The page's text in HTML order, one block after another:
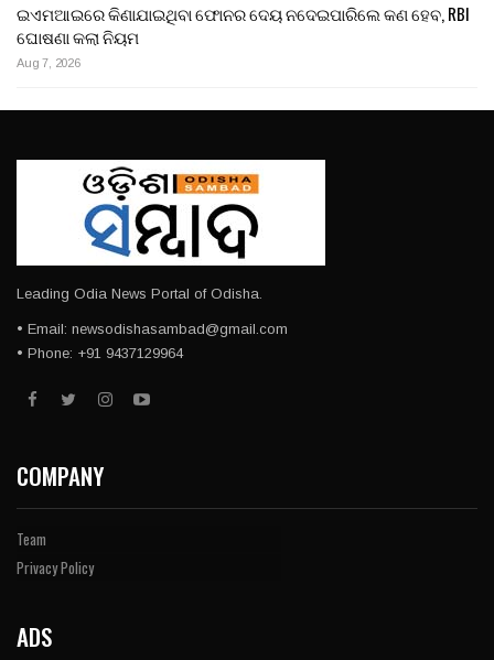
ଇଏମଆଇରେ କିଣାଯାଇଥିବା ଫୋନର ଦେୟ ନଦେଇପାରିଲେ କଣ ହେବ, RBI
ଘୋଷଣା କଲା ନିୟମ
Aug 7, 2026
Leading Odia News Portal of Odisha.
• Email: newsodishasambad@gmail.com
• Phone: +91 9437129964
COMPANY
Team
Privacy Policy
ADS